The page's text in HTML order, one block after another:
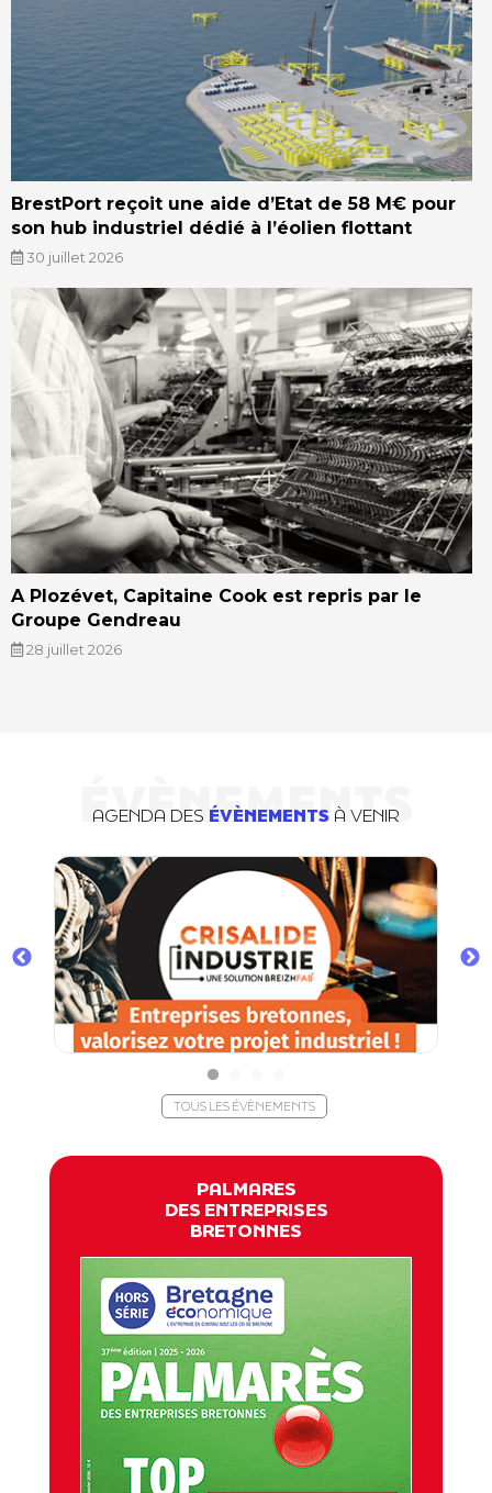
BrestPort reçoit une aide d’Etat de 58 M€ pour
son hub industriel dédié à l’éolien flottant
30 juillet 2026
A Plozévet, Capitaine Cook est repris par le
Groupe Gendreau
28 juillet 2026
ÉVÈNEMENTS
AGENDA DES ÉVÈNEMENTS À VENIR
TOUS LES ÉVÈNEMENTS
PALMARES
DES ENTREPRISES
BRETONNES